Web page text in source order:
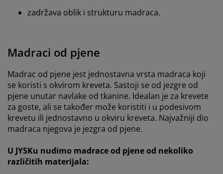
zadržava oblik i strukturu madraca.
Madraci od pjene
Madrac od pjene jest jednostavna vrsta madraca koji
se koristi s okvirom kreveta. Sastoji se od jezgre od
pjene unutar navlake od tkanine. Idealan je za krevete
za goste, ali se također može koristiti i u podesivom
krevetu ili jednostavno u okviru kreveta. Najvažniji dio
madraca njegova je jezgra od pjene.
U JYSKu nudimo madrace od pjene od nekoliko
različitih materijala: